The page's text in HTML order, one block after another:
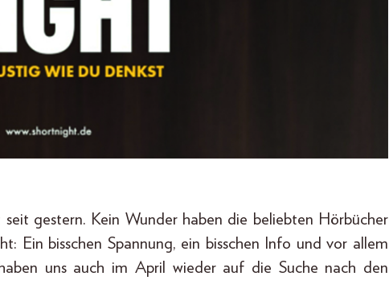
gestern. Kein Wunder haben die beliebten Hörbücher
Ein bisschen Spannung, ein bisschen Info und vor allem
uns auch im April wieder auf die Suche nach den